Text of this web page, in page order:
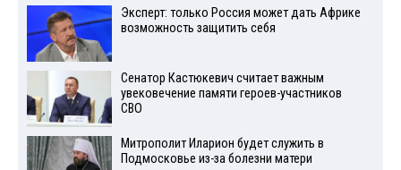
Эксперт: только Россия может дать Африке
возможность защитить себя
Сенатор Кастюкевич считает важным
увековечение памяти героев-участников
СВО
Митрополит Иларион будет служить в
Подмосковье из-за болезни матери